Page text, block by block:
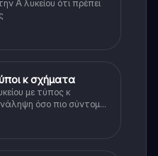
Α λυκείου ότι πρέπει
κ σχήματα
με τύπος κ
όσο πιο σύντομα